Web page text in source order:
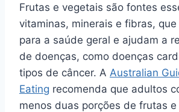
Frutas e vegetais são fontes
vitaminas, minerais e fibras,
para a saúde geral e ajudam a
de doenças, como doenças
tipos de câncer. A Australian
Eating recomenda que adultos
menos duas porções de frutas